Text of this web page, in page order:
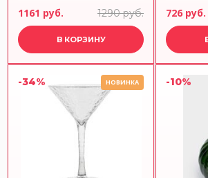
1161 руб. 1290 руб.
В КОРЗИНУ
726 руб.
-34% НОВИНКА -10%